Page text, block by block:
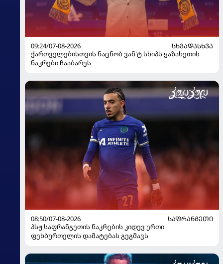
09:24/07-08-2026
ᲡᲮᲕᲐᲓᲐᲡᲮᲕᲐ
ქართველებისთვის ნაცნობ ვან'ტ სხიპს ყაზახეთის
ნაკრები ჩააბარეს
08:50/07-08-2026
ᲡᲐᲤᲠᲐᲜᲒᲔᲗᲘ
პსჟ საფრანგეთის ნაკრების კიდევ ერთი
ფეხბურთელის დამატებას გეგმავს